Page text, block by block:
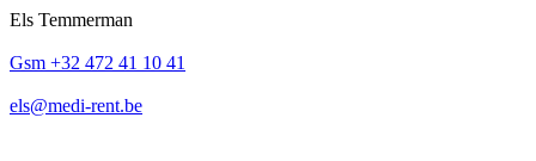
Els Temmerman
Gsm +32 472 41 10 41
els@medi-rent.be